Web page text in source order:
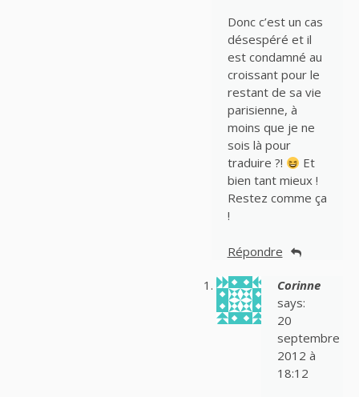
Donc c’est un cas
désespéré et il
est condamné au
croissant pour le
restant de sa vie
parisienne, à
moins que je ne
sois là pour
traduire ?!
Et
bien tant mieux !
Restez comme ça
!
Répondre
Corinne
says:
20
septembre
2012 à
18:12